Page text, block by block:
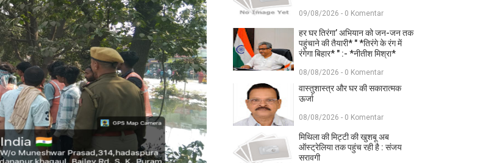
09/08/2026 - 0 Komentar
हर घर तिरंगा’ अभियान को जन-जन तक
पहुंचाने की तैयारी* " *तिरंगे के रंग में
रंगेगा बिहार* " :- *नीतीश मिश्रा*
08/08/2026 - 0 Komentar
वास्तुशास्त्र और घर की सकारात्मक
ऊर्जा
08/08/2026 - 0 Komentar
मिथिला की मिट्टी की खुशबू अब
ऑस्ट्रेलिया तक पहुंच रही है : संजय
सरावगी